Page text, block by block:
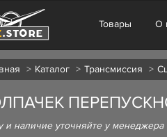
Товары О
Каталог Трансмиссия
и наличие уточняйте у